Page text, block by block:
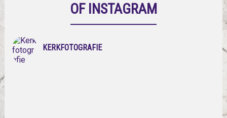
OF INSTAGRAM
KERKFOTOGRAFIE